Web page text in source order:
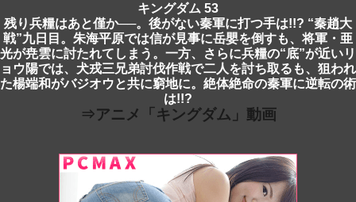
キングダム 53
残り兵糧はあと僅か──。後がない秦軍に打つ手は!!? “秦趙大
戦”九日目。朱海平原では信が見事に岳嬰を倒すも、将軍・亜
光が尭雲に討たれてしまう。一方、さらに兵糧の“底”が近いリ
ョウ陽では、犬戎三兄弟討伐作戦で二人を討ち取るも、狙われ
た楊端和がバジオウと共に窮地に。絶体絶命の秦軍に逆転の術
は!!?
⇒アニメ「キングダム」動画